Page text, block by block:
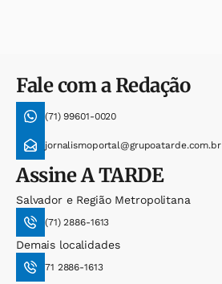
Fale com a Redação
(71) 99601-0020
jornalismoportal@grupoatarde.com.br
AssineA TARDE
Salvador e Região Metropolitana
(71) 2886-1613
Demais localidades
71 2886-1613